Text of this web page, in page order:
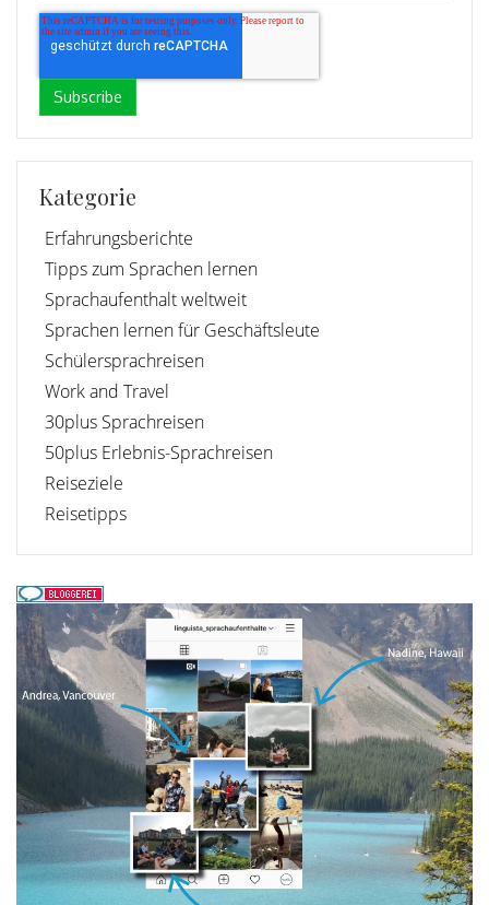
Kategorie
Erfahrungsberichte
Tipps zum Sprachen lernen
Sprachaufenthalt weltweit
Sprachen lernen für Geschäftsleute
Schülersprachreisen
Work and Travel
30plus Sprachreisen
50plus Erlebnis-Sprachreisen
Reiseziele
Reisetipps